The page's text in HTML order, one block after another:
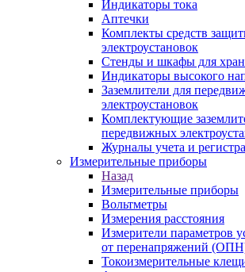
Индикаторы тока
Аптечки
Комплекты средств
электроустановок
Стенды и шкафы для
Индикаторы высокого
Заземлители для
электроустановок
Комплектующие
передвижных
Журналы учета и
Измерительные приборы
Назад
Измерительные приборы
Вольтметры
Измерения расстояния
Измерители параметров
от перенапряжений
Токоизмерительные